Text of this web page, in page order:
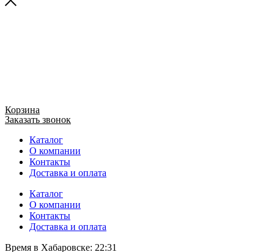
Корзина
Заказать звонок
Каталог
О компании
Контакты
Доставка и оплата
Каталог
О компании
Контакты
Доставка и оплата
Время в Хабаровске: 22:31